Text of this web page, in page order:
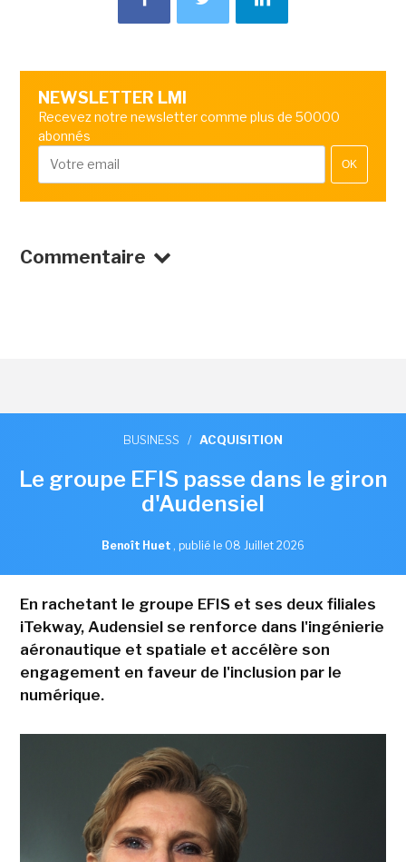
NEWSLETTER LMI
Recevez notre newsletter comme plus de 50000
abonnés
OK
Commentaire
BUSINESS / ACQUISITION
Le groupe EFIS passe dans le giron
d'Audensiel
Benoît Huet , publié le 08 Juillet 2026
En rachetant le groupe EFIS et ses deux filiales
iTekway, Audensiel se renforce dans l'ingénierie
aéronautique et spatiale et accélère son
engagement en faveur de l'inclusion par le
numérique.